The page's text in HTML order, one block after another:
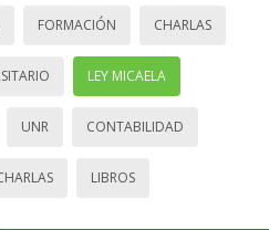
FORMACIÓN CHARLAS
LEY MICAELA
UNR CONTABILIDAD
LIBROS